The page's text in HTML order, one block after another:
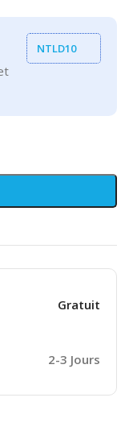
NTLD10
Gratuit
2-3 Jours